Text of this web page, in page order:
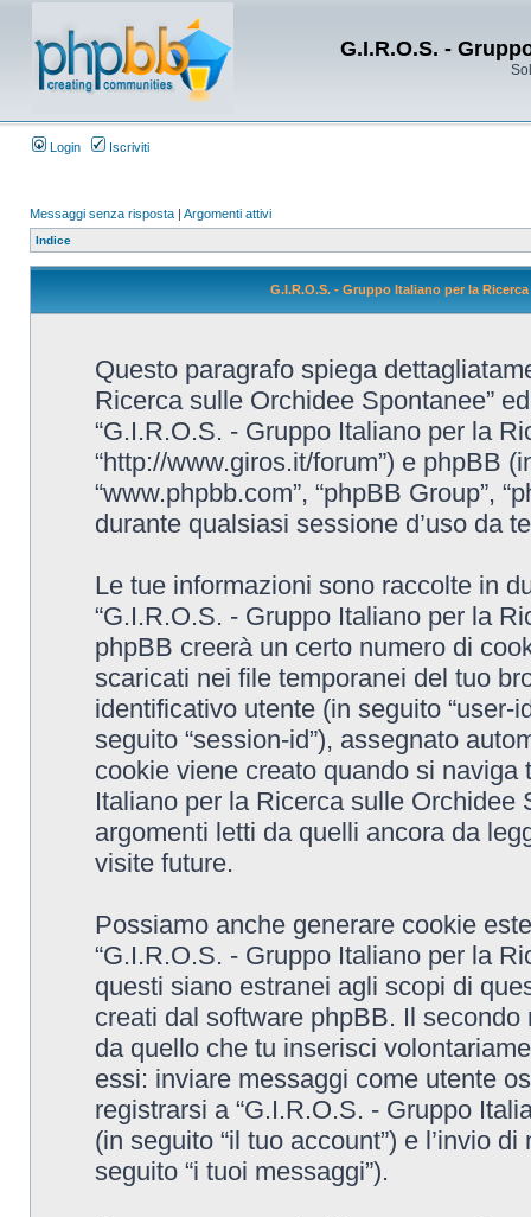
G.I.R.O.S. -
Login Iscriviti
Messaggi senza risposta | Argomenti attivi
Indice
G.I.R.O.S. - Gruppo Italiano per la
Questo paragrafo spiega
Ricerca sulle Orchidee Spontanee”
“G.I.R.O.S. - Gruppo Italiano per la
“http://www.giros.it/forum”) e phpBB
“www.phpbb.com”, “phpBB Group”,
durante qualsiasi sessione d’uso da
Le tue informazioni sono raccolte in
“G.I.R.O.S. - Gruppo Italiano per la
phpBB creerà un certo numero di
scaricati nei file temporanei del tuo
identificativo utente (in seguito
seguito “session-id”), assegnato
cookie viene creato quando si naviga
Italiano per la Ricerca sulle Orchidee
argomenti letti da quelli ancora da
visite future.
Possiamo anche generare cookie
“G.I.R.O.S. - Gruppo Italiano per la
questi siano estranei agli scopi di
creati dal software phpBB. Il
da quello che tu inserisci
essi: inviare messaggi come utente
registrarsi a “G.I.R.O.S. - Gruppo
(in seguito “il tuo account”) e l’invio
seguito “i tuoi messaggi”).